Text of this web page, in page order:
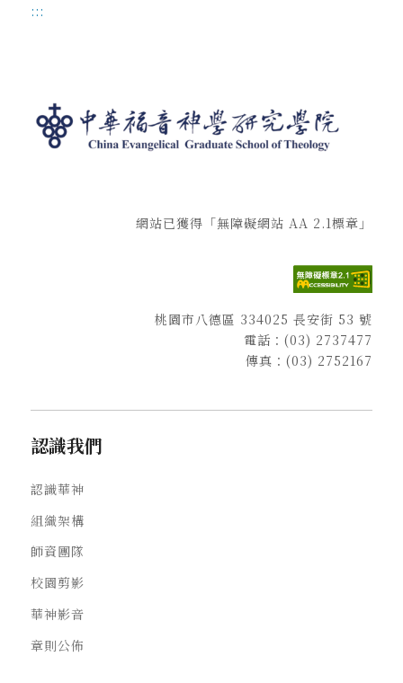
:::
網站已獲得「無障礙網站 AA 2.1標章」
桃園市八德區 334025 長安街 53 號
電話：(03) 2737477
傳真：(03) 2752167
認識我們
認識華神
組織架構
師資團隊
校園剪影
華神影音
章則公佈